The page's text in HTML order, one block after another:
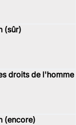
(sûr)
droits de l'homme
(encore)